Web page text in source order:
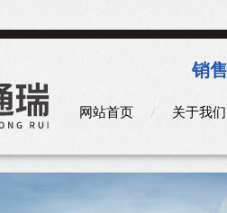
销
网站首页 关于我们